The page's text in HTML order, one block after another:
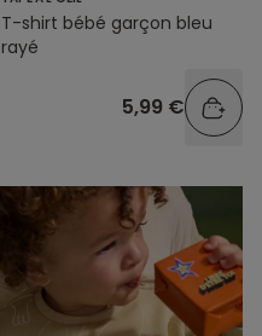
T-shirt bébé garçon bleu
rayé
5,99 €